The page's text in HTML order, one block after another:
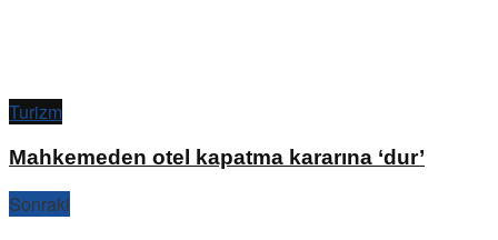
Turizm
Mahkemeden otel kapatma kararına ‘dur’
Sonraki